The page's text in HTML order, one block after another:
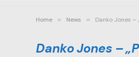
Home » News » Danko Jones –
Danko Jones –